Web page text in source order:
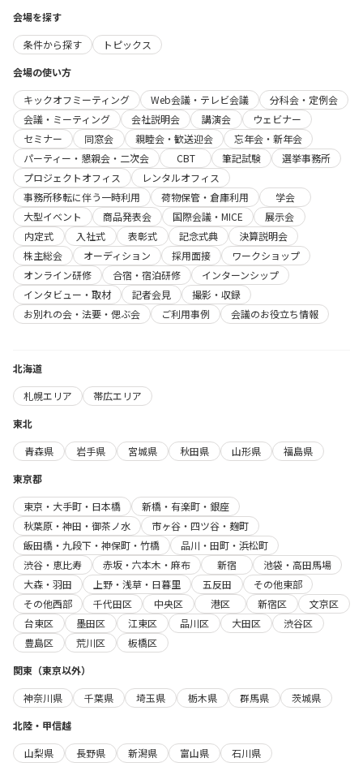
会場を探す
条件から探す
トピックス
会場の使い方
キックオフミーティング
Web会議・テレビ会議
分科会・定例会
会議・ミーティング
会社説明会 講演会
ウェビナー
セミナー
同窓会 親睦会・歓送迎会
忘年会・新年会
パーティー・懇親会・二次会
CBT 筆記試験
選挙事務所
プロジェクトオフィス
レンタルオフィス
事務所移転に伴う一時利用
荷物保管・倉庫利用
学会
大型イベント
商品発表会 国際会議・MICE
展示会
内定式
入社式 表彰式 記念式典
決算説明会
株主総会
オーディション 採用面接
ワークショップ
オンライン研修
合宿・宿泊研修
インターンシップ
インタビュー・取材
記者会見
撮影・収録
お別れの会・法要・偲ぶ会
ご利用事例 会議のお役立ち情報
北海道
札幌エリア
帯広エリア
東北
青森県
岩手県 宮城県 秋田県 山形県
福島県
東京都
東京・大手町・日本橋
新橋・有楽町・銀座
秋葉原・神田・御茶ノ水
市ヶ谷・四ツ谷・麹町
飯田橋・九段下・神保町・竹橋
品川・田町・浜松町
渋谷・恵比寿
赤坂・六本木・麻布 新宿
池袋・高田馬場
大森・羽田
上野・浅草・日暮里 五反田
その他東部
その他西部
千代田区 中央区 港区 新宿区
文京区
台東区
墨田区 江東区 品川区 大田区
渋谷区
豊島区
荒川区
板橋区
関東（東京以外）
神奈川県
千葉県 埼玉県 栃木県 群馬県
茨城県
北陸・甲信越
山梨県
長野県 新潟県 富山県
石川県